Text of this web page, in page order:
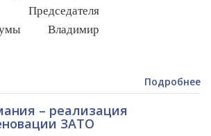
Владимир
Подробнее
– реализация
ЗАТО